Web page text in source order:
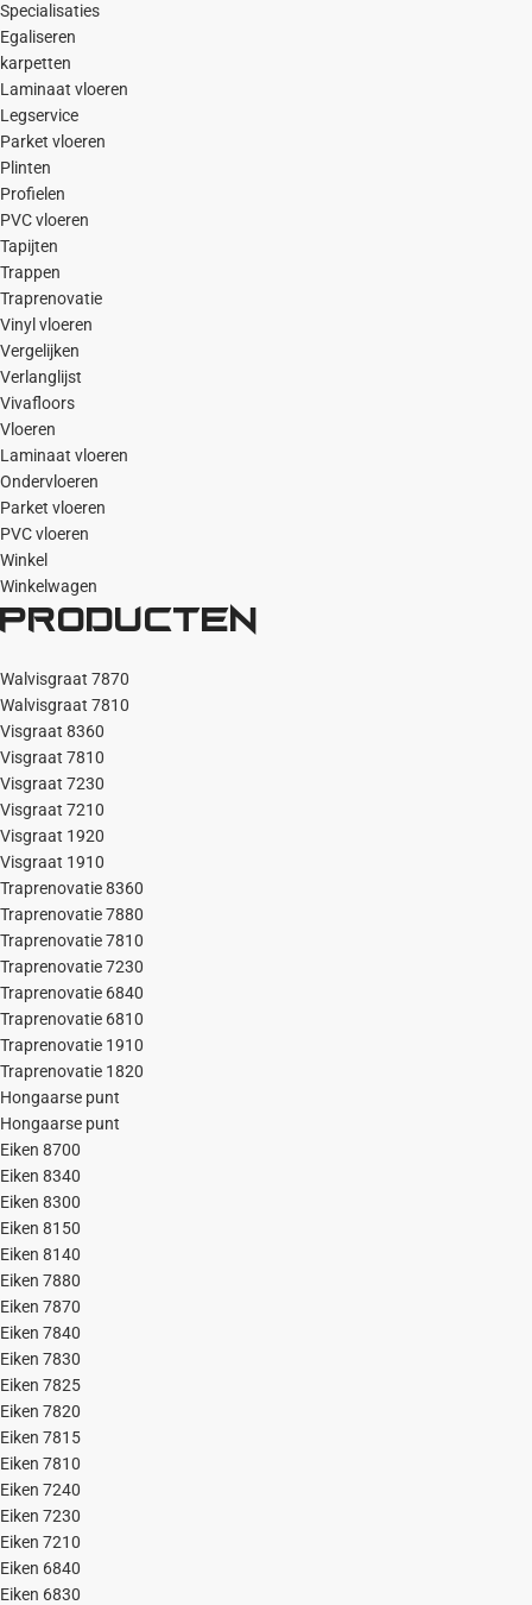
Specialisaties
Egaliseren
karpetten
Laminaat vloeren
Legservice
Parket vloeren
Plinten
Profielen
PVC vloeren
Tapijten
Trappen
Traprenovatie
Vinyl vloeren
Vergelijken
Verlanglijst
Vivafloors
Vloeren
Laminaat vloeren
Ondervloeren
Parket vloeren
PVC vloeren
Winkel
Winkelwagen
Producten
Walvisgraat 7870
Walvisgraat 7810
Visgraat 8360
Visgraat 7810
Visgraat 7230
Visgraat 7210
Visgraat 1920
Visgraat 1910
Traprenovatie 8360
Traprenovatie 7880
Traprenovatie 7810
Traprenovatie 7230
Traprenovatie 6840
Traprenovatie 6810
Traprenovatie 1910
Traprenovatie 1820
Hongaarse punt
Hongaarse punt
Eiken 8700
Eiken 8340
Eiken 8300
Eiken 8150
Eiken 8140
Eiken 7880
Eiken 7870
Eiken 7840
Eiken 7830
Eiken 7825
Eiken 7820
Eiken 7815
Eiken 7810
Eiken 7240
Eiken 7230
Eiken 7210
Eiken 6840
Eiken 6830